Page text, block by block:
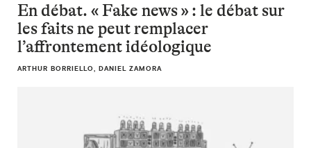
En débat. « Fake news » : le débat sur
les faits ne peut remplacer
l’affrontement idéologique
ARTHUR BORRIELLO, DANIEL ZAMORA